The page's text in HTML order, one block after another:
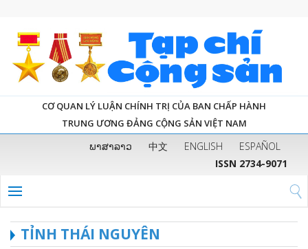
CƠ QUAN LÝ LUẬN CHÍNH TRỊ CỦA BAN CHẤP HÀNH
TRUNG ƯƠNG ĐẢNG CỘNG SẢN VIỆT NAM
ພາສາລາວ 中文 ENGLISH
ESPAÑOL
ISSN 2734-9071
TỈNH THÁI NGUYÊN